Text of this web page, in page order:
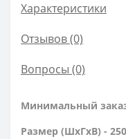
Характеристики
Отзывов (0)
Вопросы (0)
Минимальный
Размер (ШхГхВ) -